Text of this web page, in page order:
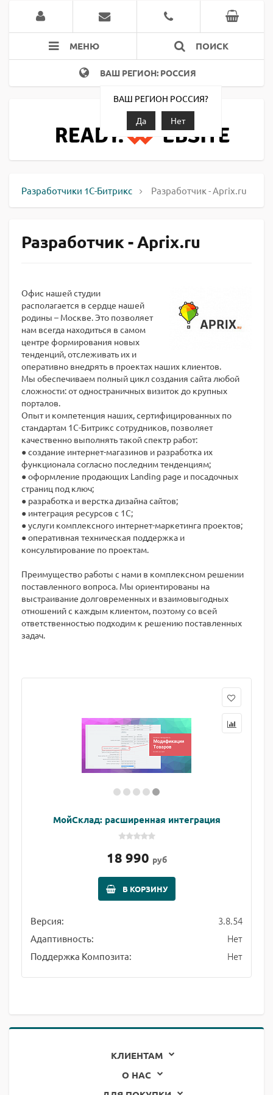
МЕНЮ ПОИСК
ВАШ РЕГИОН: РОССИЯ
ВАШ РЕГИОН РОССИЯ?
Да
Нет
Разработчики 1С-Битрикс Разработчик - Aprix.ru
Разработчик - Aprix.ru
Офис нашей студии
располагается в сердце нашей
родины – Москве. Это позволяет
нам всегда находиться в самом
центре формирования новых
тенденций, отслеживать их и
оперативно внедрять в проектах наших клиентов.
Мы обеспечиваем полный цикл создания сайта любой
сложности: от одностраничных визиток до крупных
порталов.
Опыт и компетенция наших, сертифицированных по
стандартам 1С-Битрикс сотрудников, позволяет
качественно выполнять такой спектр работ:
● создание интернет-магазинов и разработка их
функционала согласно последним тенденциям;
● оформление продающих Landing page и посадочных
страниц под ключ;
● разработка и верстка дизайна сайтов;
● интеграция ресурсов с 1С;
● услуги комплексного интернет-маркетинга проектов;
● оперативная техническая поддержка и
консультирование по проектам.
Преимущество работы с нами в комплексном решении
поставленного вопроса. Мы ориентированы на
выстраивание долговременных и взаимовыгодных
отношений с каждым клиентом, поэтому со всей
ответственностью подходим к решению поставленных
задач.
МойСклад: расширенная интеграция
18 990 руб
В КОРЗИНУ
Версия: 3.8.54
Адаптивность: Нет
Поддержка Композита: Нет
КЛИЕНТАМ
О НАС